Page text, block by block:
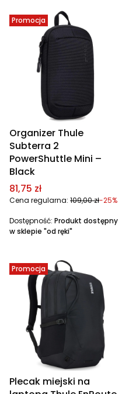
Promocja
Organizer Thule
Subterra 2
PowerShuttle Mini –
Black
Cena promocyjna
81,75 zł
Cena regularna: 109,00 zł-25%
Dostępność: Produkt dostępny
w sklepie "od ręki"
Promocja
Plecak miejski na